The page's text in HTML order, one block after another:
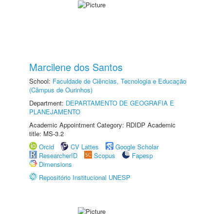
Marcilene dos Santos
School: Faculdade de Ciências, Tecnologia e Educação
(Câmpus de Ourinhos)
Department: DEPARTAMENTO DE GEOGRAFIA E
PLANEJAMENTO
Academic Appointment Category: RDIDP Academic
title: MS-3.2
Orcid
CV Lattes
Google Scholar
ResearcherID
Scopus
Fapesp
Dimensions
Repositório Institucional UNESP